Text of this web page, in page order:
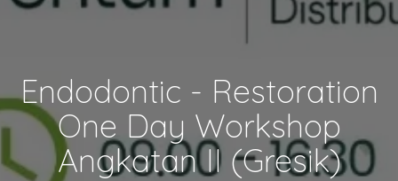
Endodontic - Restoration
One Day Workshop
Angkatan II (Gresik)